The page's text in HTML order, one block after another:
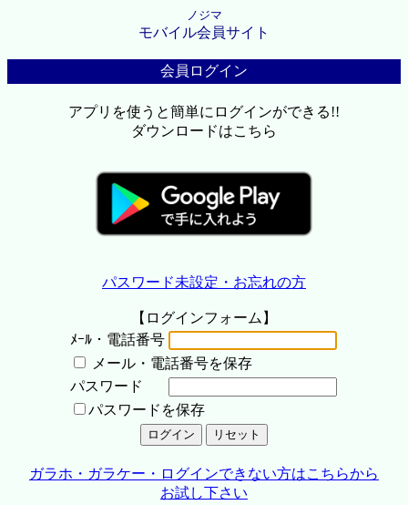
ノジマ
モバイル会員サイト
会員ログイン
アプリを使うと簡単にログインができる!!
ダウンロードはこちら
パスワード未設定・お忘れの方
【ログインフォーム】
ﾒｰﾙ・電話番号
メール・電話番号を保存
パスワード
パスワードを保存
ガラホ・ガラケー・ログインできない方はこちらから
お試し下さい